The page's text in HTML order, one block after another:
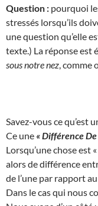
Question : pourquoi
stressés lorsqu’ils
une question qu’elle
texte.) La réponse est
sous notre nez , comme
Savez-vous ce qu’est
Ce une « Différence
Lorsqu’une chose est
alors de différence
de l’une par rapport
Dans le cas qui nous